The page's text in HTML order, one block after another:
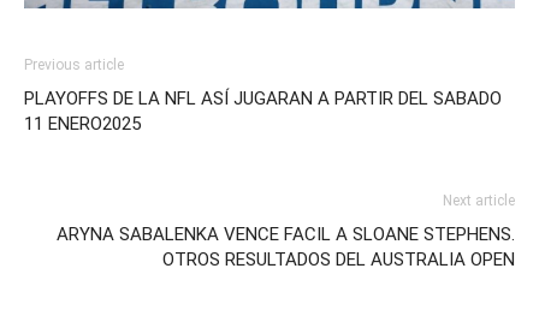
Previous article
PLAYOFFS DE LA NFL ASÍ JUGARAN A PARTIR DEL SABADO
11 ENERO2025
Next article
ARYNA SABALENKA VENCE FACIL A SLOANE STEPHENS.
OTROS RESULTADOS DEL AUSTRALIA OPEN